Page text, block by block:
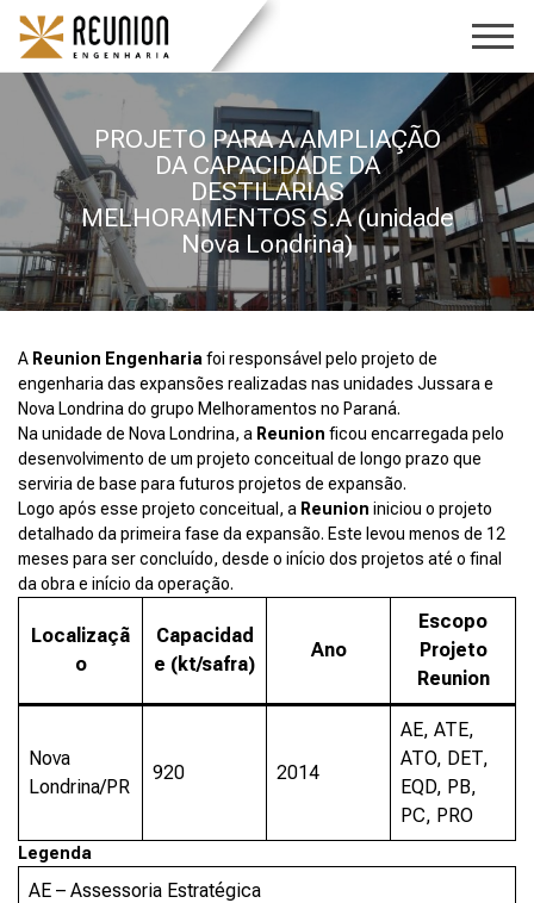
PROJETO PARA A AMPLIAÇÃO
DA CAPACIDADE DA
DESTILARIAS
MELHORAMENTOS S.A (unidade
Nova Londrina)
A Reunion Engenharia foi responsável pelo projeto de
engenharia das expansões realizadas nas unidades Jussara e
Nova Londrina do grupo Melhoramentos no Paraná.
Na unidade de Nova Londrina, a Reunion ficou encarregada pelo
desenvolvimento de um projeto conceitual de longo prazo que
serviria de base para futuros projetos de expansão.
Logo após esse projeto conceitual, a Reunion iniciou o projeto
detalhado da primeira fase da expansão. Este levou menos de 12
meses para ser concluído, desde o início dos projetos até o final
da obra e início da operação.
Localizaçã
o
Capacidad
e (kt/safra)
Ano
Escopo
Projeto
Reunion
Nova
Londrina/PR
920 2014
AE, ATE,
ATO, DET,
EQD, PB,
PC, PRO
Legenda
AE – Assessoria Estratégica